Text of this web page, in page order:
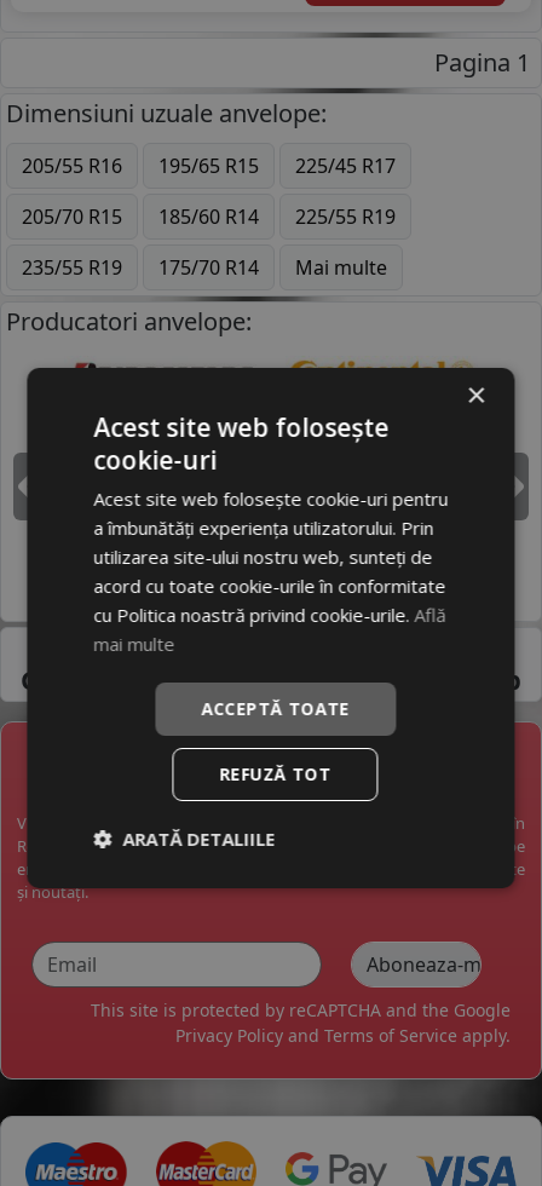
Pagina 1
Dimensiuni uzuale anvelope:
205/55 R16 195/65 R15
225/45 R17
205/70 R15
185/60 R14
225/55 R19
235/55 R19
175/70 R14 Mai multe
Producatori anvelope:
DUNLOP GOODYEAR
HANKOOK MICHELIN
Inapoi
Pneuri 35/12.5R17 -
Gama variata de laproducatori de top
NEWSLETTER
Vreți să fiți la curent cu toate noutățile în industria anvelopelor în
România? Vreți să primiți pe email promoții exclusive? Abonați-vă pe
email și veți primi pe email o dată pe săptămână cele mai bune oferte
și noutăți.
This site is protected by reCAPTCHA and the Google
Privacy Policy and Terms of Service apply.
×
Acest site web folosește
cookie-uri
Acest site web folosește cookie-uri pentru
a îmbunătăți experiența utilizatorului. Prin
utilizarea site-ului nostru web, sunteți de
acord cu toate cookie-urile în conformitate
cu Politica noastră privind cookie-urile.Află
mai multe
ACCEPTĂ TOATE
REFUZĂ TOT
ARATĂ DETALIILE